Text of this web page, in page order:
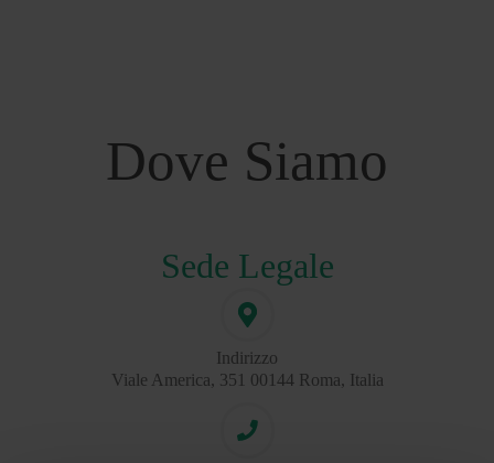
Dove Siamo
Sede Legale
Indirizzo
Viale America, 351 00144 Roma, Italia